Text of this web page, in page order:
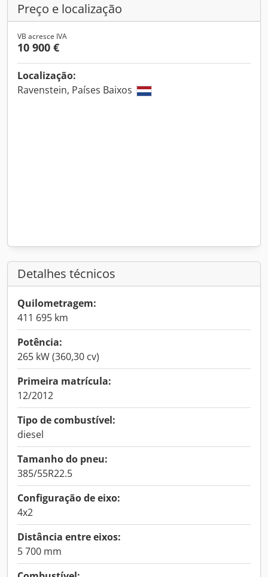
Preço e localização
VB acresce IVA
10 900 €
Localização:
Ravenstein, Países Baixos
Detalhes técnicos
Quilometragem:
411 695 km
Potência:
265 kW (360,30 cv)
Primeira matrícula:
12/2012
Tipo de combustível:
diesel
Tamanho do pneu:
385/55R22.5
Configuração de eixo:
4x2
Distância entre eixos:
5 700 mm